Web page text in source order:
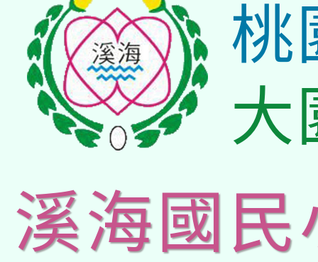
桃
大
溪海國民